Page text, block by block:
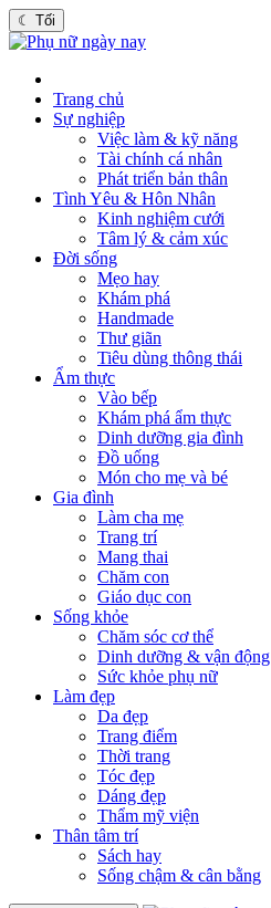
☾ Tối
Trang chủ
Sự nghiệp
Việc làm & kỹ năng
Tài chính cá nhân
Phát triển bản thân
Tình Yêu & Hôn Nhân
Kinh nghiệm cưới
Tâm lý & cảm xúc
Đời sống
Mẹo hay
Khám phá
Handmade
Thư giãn
Tiêu dùng thông thái
Ẩm thực
Vào bếp
Khám phá ẩm thực
Dinh dưỡng gia đình
Đồ uống
Món cho mẹ và bé
Gia đình
Làm cha mẹ
Trang trí
Mang thai
Chăm con
Giáo dục con
Sống khỏe
Chăm sóc cơ thể
Dinh dưỡng & vận động
Sức khỏe phụ nữ
Làm đẹp
Da đẹp
Trang điểm
Thời trang
Tóc đẹp
Dáng đẹp
Thẩm mỹ viện
Thân tâm trí
Sách hay
Sống chậm & cân bằng